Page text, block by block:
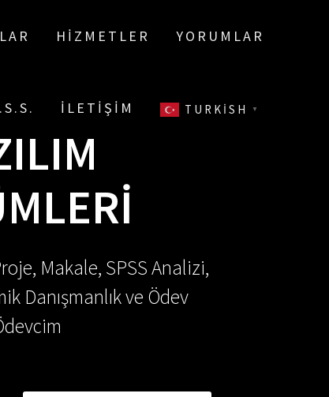
HIZMETLER YORUMLAR
İLETIŞIM TURKISH ▼
Makale, SPSS Analizi,
Danışmanlık ve Ödev